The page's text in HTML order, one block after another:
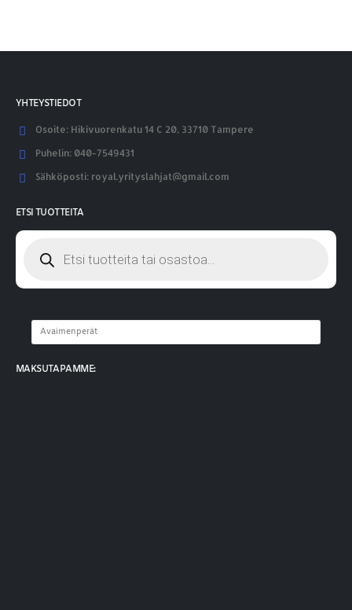
YHTEYSTIEDOT
Osoite: Hikivuorenkatu 14 C 20, 33710 Tampere
Puhelin: 040-7549431
Sähköposti: royal.yrityslahjat@gmail.com
ETSI TUOTTEITA
search
MAKSUTAPAMME: